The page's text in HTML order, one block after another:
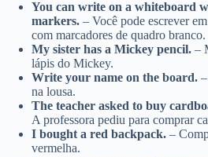
You can write on a whiteboard
markers. – Você pode escrever
com marcadores de quadro branco.
My sister has a Mickey pencil. –
lápis do Mickey.
Write your name on the board.
na lousa.
The teacher asked to buy
A professora pediu para comprar
I bought a red backpack. –
vermelha.